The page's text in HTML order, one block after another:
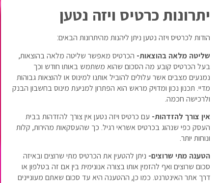
יתרונות כרטיס ויזה נטען
הודות לכרטיס ויזה נטען ניתן ליהנות מהיתרונות הבאים:
שליטה מלאה בהוצאות- הכרטיס מאפשר שליטה מלאה בהוצאות,
בעל הכרטיס קובע מה הסכום שהוא משתמש באותו חודש וכך
נמנעים מצבים אשר עלולים להוביל אותנו למינוס או להוצאות גבוהות
מדיי. תכנון נכון ומדויק מראש הוא הפתרון למניעת מינוס בחשבון הבנק
ולרכישה חכמה.
אין צורך להזדהות- עם כרטיס ויזה נטען אין צורך להזדהות בבית
העסק כפי שנהוג בכרטיס אשראי רגיל. כך שהעסקאות מהירות, קלות
ונוחות יותר.
הטענה מתי שרוצים- ניתן להטעין את הכרטיס מתי שרוצים ובאיזה
סכום שרוצים ואף להזמין אותו בצורה אנונימית בין אם זה בטלפון או
דרך אתר האינטרנט. כמו כן, ההטענה היא עד סכום שאתם מעוניינים